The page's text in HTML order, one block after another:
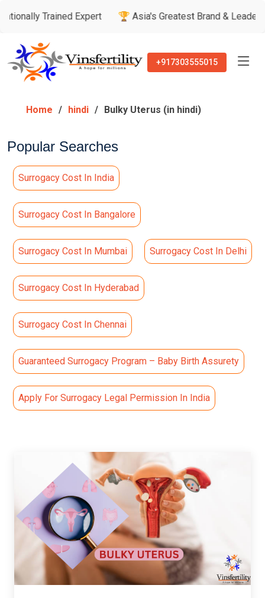
Expert 🏆 Asia's Greatest Brand & Leader Awards
+917303555015
Home hindi Bulky Uterus (in hindi)
Popular Searches
Surrogacy Cost In India
Surrogacy Cost In Bangalore
Surrogacy Cost In Mumbai Surrogacy Cost In Delhi
Surrogacy Cost In Hyderabad
Surrogacy Cost In Chennai
Guaranteed Surrogacy Program – Baby Birth Assurety
Apply For Surrogacy Legal Permission In India